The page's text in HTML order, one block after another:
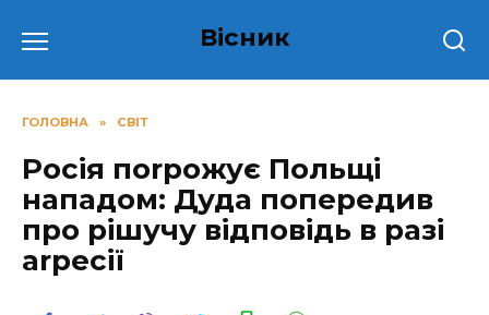
до
Вісник
ГОЛОВНА » СВІТ
Росія поrрoжує Польщі
напaдoм: Дуда попередив
про рішучу відповідь в разі
аrрeсiї